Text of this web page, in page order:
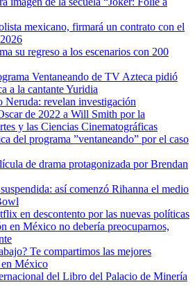
mexicano, firmará un contrato con el
su regreso a los escenarios con 200
Ventaneando de TV Azteca pidió
a la cantante Yuridia
Neruda: revelan investigación
de 2022 a Will Smith por la
y las Ciencias Cinematográficas
del programa ”ventaneando” por el caso
de drama protagonizada por Brendan
así comenzó Rihanna el medio
en descontento por las nuevas políticas
en México no debería preocuparnos,
Te compartimos las mejores
en México
del Libro del Palacio de Minería